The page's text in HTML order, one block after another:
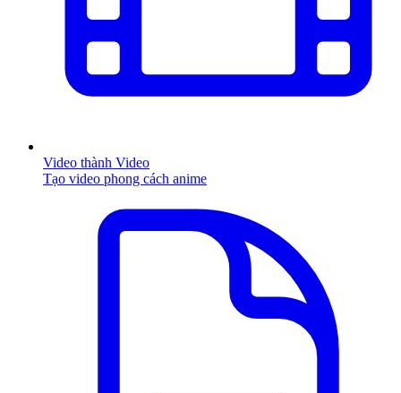
Video thành Video
Tạo video phong cách anime